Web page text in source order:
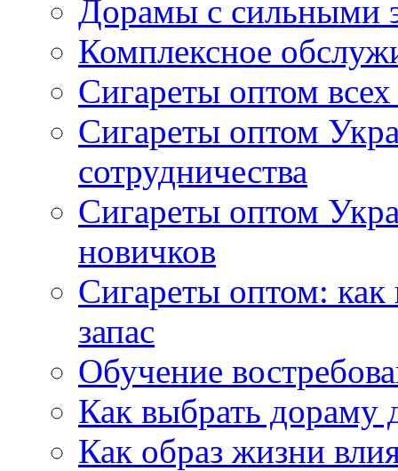
Дорамы с сильными
Комплексное
Сигареты оптом
Сигареты оптом
сотрудничества
Сигареты оптом
новичков
Сигареты оптом:
запас
Обучение
Как выбрать дораму
Как образ жизни